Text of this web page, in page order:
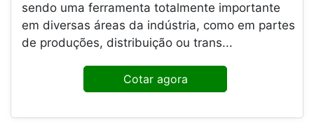
sendo uma ferramenta totalmente importante
em diversas áreas da indústria, como em partes
de produções, distribuição ou trans...
Cotar agora